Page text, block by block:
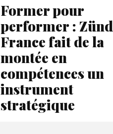
Former pour
performer : Zünd
France fait de la
montée en
compétences un
instrument
stratégique